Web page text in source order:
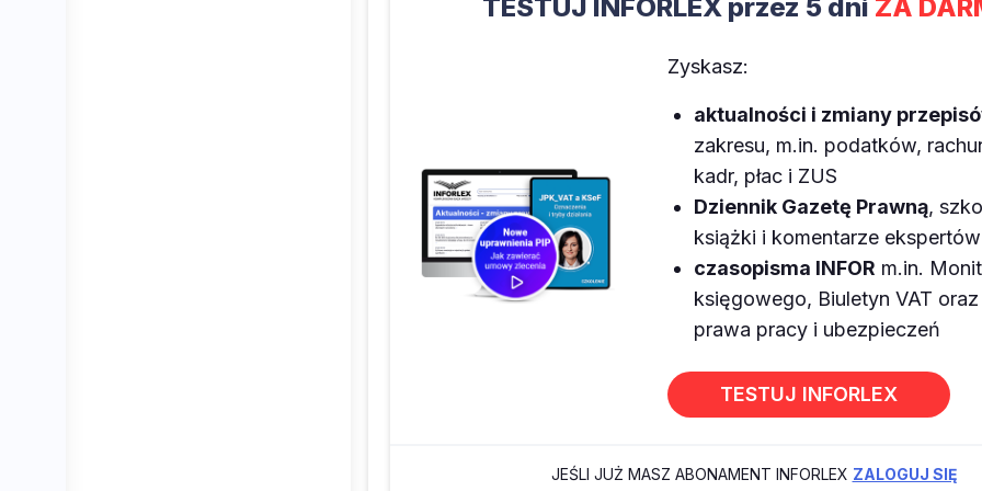
TESTUJ INFORLEX przez 5 dni ZA
Zyskasz:
aktualności i zmiany
zakresu, m.in. podatków,
kadr, płac i ZUS
Dziennik Gazetę Prawną,
książki i komentarze ekspertów
czasopisma INFOR m.in.
księgowego, Biuletyn VAT
prawa pracy i ubezpieczeń
TESTUJ INFORLEX
JEŚLI JUŻ MASZ ABONAMENT INFORLEX ZALOGUJ SIĘ